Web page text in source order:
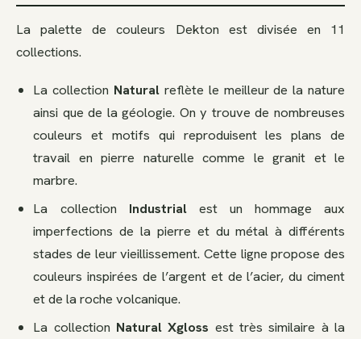
La palette de couleurs Dekton est divisée en 11
collections.
La collection Natural reflète le meilleur de la nature
ainsi que de la géologie. On y trouve de nombreuses
couleurs et motifs qui reproduisent les plans de
travail en pierre naturelle comme le granit et le
marbre.
La collection Industrialest un hommage aux
imperfections de la pierre et du métal à différents
stades de leur vieillissement. Cette ligne propose des
couleurs inspirées de l’argent et de l’acier, du ciment
et de la roche volcanique.
La collection Natural Xgloss est très similaire à la